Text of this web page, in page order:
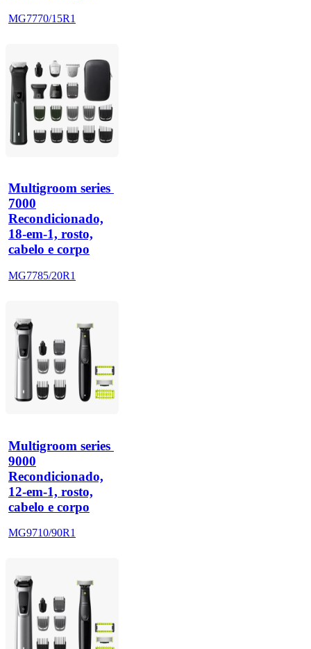
MG7770/15R1
Multigroom series
7000
Recondicionado,
18-em-1, rosto,
cabelo e corpo
MG7785/20R1
Multigroom series
9000
Recondicionado,
12-em-1, rosto,
cabelo e corpo
MG9710/90R1